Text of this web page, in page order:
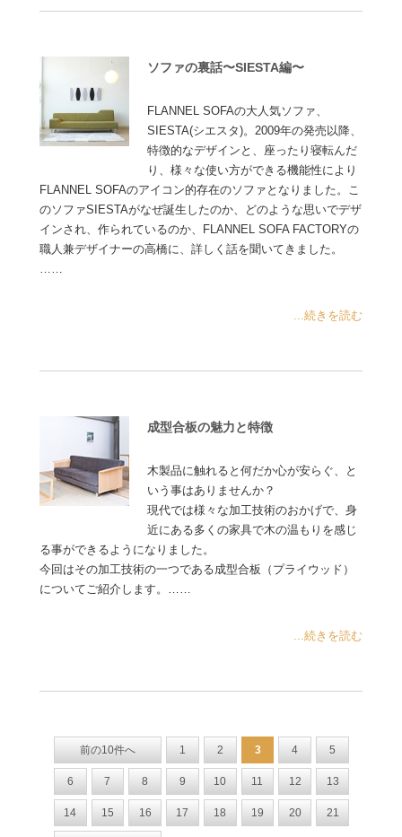
ソファの裏話〜SIESTA編〜
FLANNEL SOFAの大人気ソファ、
SIESTA(シエスタ)。2009年の発売以降、
特徴的なデザインと、座ったり寝転んだ
り、様々な使い方ができる機能性により
FLANNEL SOFAのアイコン的存在のソファとなりました。こ
のソファSIESTAがなぜ誕生したのか、どのような思いでデザ
インされ、作られているのか、FLANNEL SOFA FACTORYの
職人兼デザイナーの高橋に、詳しく話を聞いてきました。
……
...続きを読む
成型合板の魅力と特徴
木製品に触れると何だか心が安らぐ、と
いう事はありませんか？
現代では様々な加工技術のおかげで、身
近にある多くの家具で木の温もりを感じ
る事ができるようになりました。
今回はその加工技術の一つである成型合板（プライウッド）
についてご紹介します。……
...続きを読む
前の10件へ 1 2 3 4 5
6 7 8 9 10 11 12 13
14 15 16 17 18 19 20 21